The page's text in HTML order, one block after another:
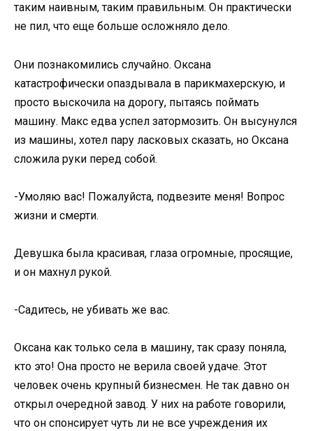
таким наивным, таким правильным. Он практически
не пил, что еще больше осложняло дело.
Они познакомились случайно. Оксана
катастрофически опаздывала в парикмахерскую, и
просто выскочила на дорогу, пытаясь поймать
машину. Макс едва успел затормозить. Он высунулся
из машины, хотел пару ласковых сказать, но Оксана
сложила руки перед собой.
-Умоляю вас! Пожалуйста, подвезите меня! Вопрос
жизни и смерти.
Девушка была красивая, глаза огромные, просящие,
и он махнул рукой.
-Садитесь, не убивать же вас.
Оксана как только села в машину, так сразу поняла,
кто это! Она просто не верила своей удаче. Этот
человек очень крупный бизнесмен. Не так давно он
открыл очередной завод. У них на работе говорили,
что он спонсирует чуть ли не все учреждения их